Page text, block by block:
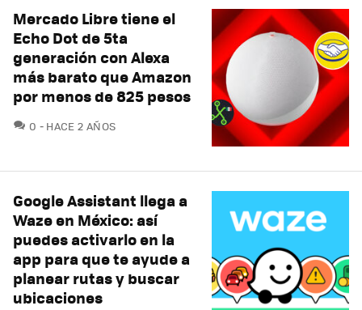
Mercado Libre tiene el
Echo Dot de 5ta
generación con Alexa
más barato que Amazon
por menos de 825 pesos
0 COMENTARIOS
HACE 2 AÑOS
Google Assistant llega a
Waze en México: así
puedes activarlo en la
app para que te ayude a
planear rutas y buscar
ubicaciones